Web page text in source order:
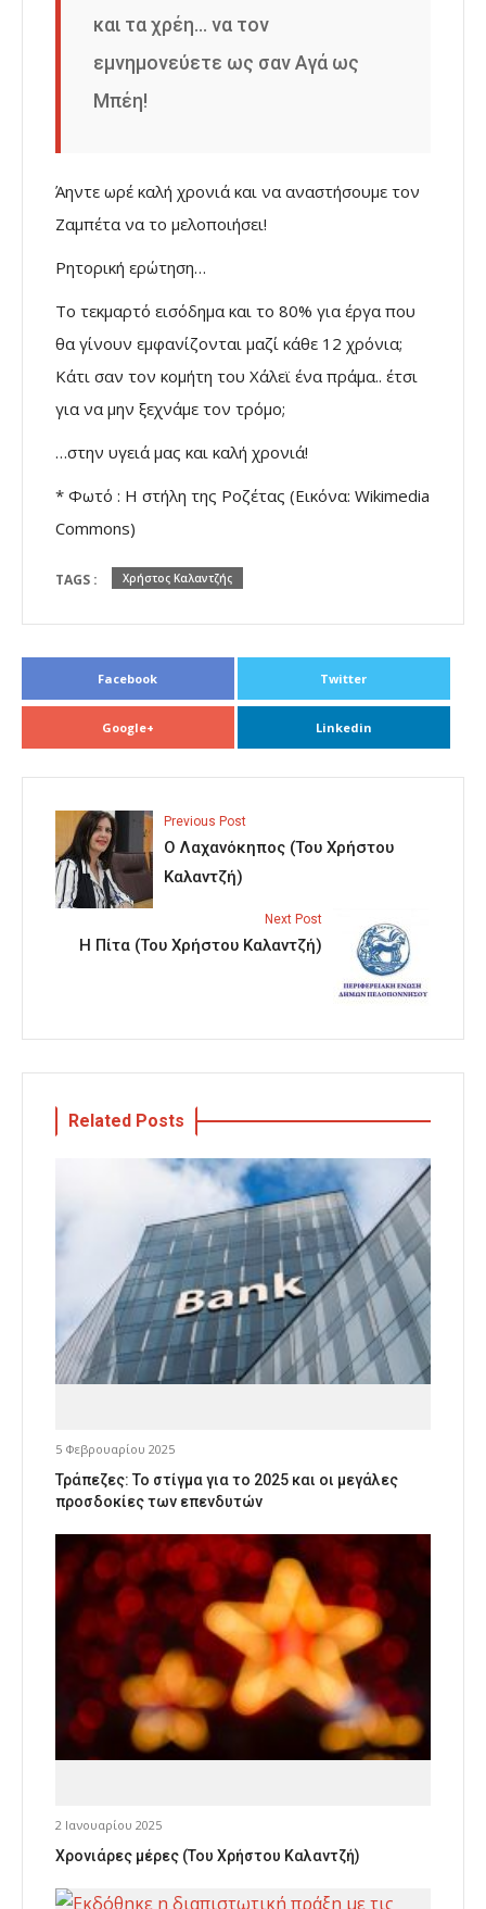
και τα χρέη… να τον
εμνημονεύετε ως σαν Αγά ως
Μπέη!
Άηντε ωρέ καλή χρονιά και να αναστήσουμε τον
Ζαμπέτα να το μελοποιήσει!
Ρητορική ερώτηση…
Το τεκμαρτό εισόδημα και το 80% για έργα που
θα γίνουν εμφανίζονται μαζί κάθε 12 χρόνια;
Κάτι σαν τον κομήτη του Χάλεϊ ένα πράμα.. έτσι
για να μην ξεχνάμε τον τρόμο;
…στην υγειά μας και καλή χρονιά!
* Φωτό : Η στήλη της Ροζέτας (Εικόνα: Wikimedia
Commons)
TAGS : Χρήστος Καλαντζής
Facebook Twitter
Google+ Linkedin
Previous Post
Ο Λαχανόκηπος (Του Χρήστου
Καλαντζή)
Next Post
Η Πίτα (Του Χρήστου Καλαντζή)
Related Posts
5 Φεβρουαρίου 2025
Τράπεζες: Το στίγμα για το 2025 και οι μεγάλες
προσδοκίες των επενδυτών
2 Ιανουαρίου 2025
Χρονιάρες μέρες (Του Χρήστου Καλαντζή)